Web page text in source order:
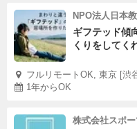
からのメールを受信でき
■注意事項
本イベントの参加に際
の取り扱いは育て上げネ
NPO法人日本
ギフテッド傾
くりをしてく
フルリモートOK, 東京 [渋
1年からOK
株式会社スポ